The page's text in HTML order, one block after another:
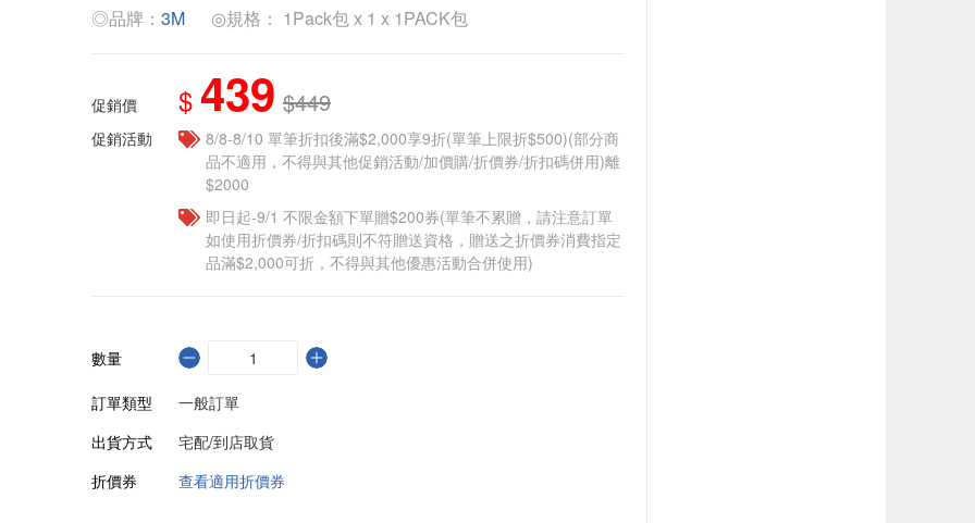
◎品牌： 3M ◎規格： 1Pack包 x 1 x 1PACK包
促銷價 $ 439 $449
促銷活動
8/8-8/10 單筆折扣後滿$2,000享9折(單筆上限折$500)(部分商
品不適用，不得與其他促銷活動/加價購/折價券/折扣碼併用)離
$2000
即日起-9/1 不限金額下單贈$200券(單筆不累贈，請注意訂單
如使用折價券/折扣碼則不符贈送資格，贈送之折價券消費指定
品滿$2,000可折，不得與其他優惠活動合併使用)
數量
訂單類型
一般訂單
出貨方式
宅配/到店取貨
折價券
查看適用折價券